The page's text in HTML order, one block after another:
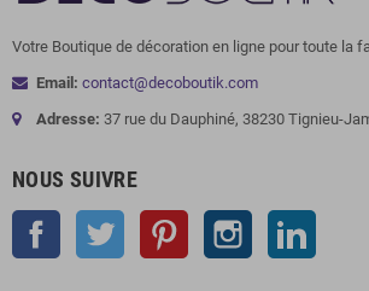
Votre Boutique de décoration en ligne pour toute la
Email: contact@decoboutik.com
Adresse: 37 rue du Dauphiné, 38230 Tignieu-
NOUS SUIVRE
Facebook Twitter Pinterest Instagram